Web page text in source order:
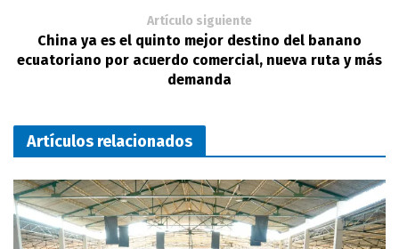
Artículo siguiente
China ya es el quinto mejor destino del banano
ecuatoriano por acuerdo comercial, nueva ruta y más
demanda
Artículos relacionados